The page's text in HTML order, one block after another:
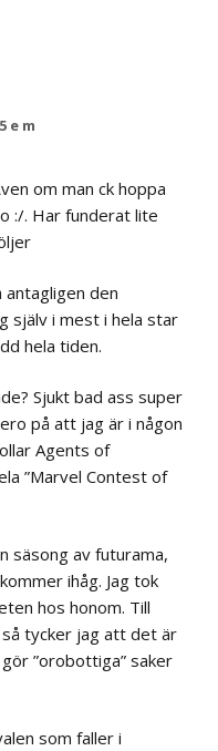
e m
om man fick hoppa
:/. Har funderat lite
antagligen den
själv i mest i hela star
hela tiden.
Sjukt bad ass super
på att jag är i någon
Agents of
”Marvel Contest of
säsong av futurama,
ihåg. Jag tok
hos honom. Till
tycker jag att det är
”orobottiga” saker
som faller i